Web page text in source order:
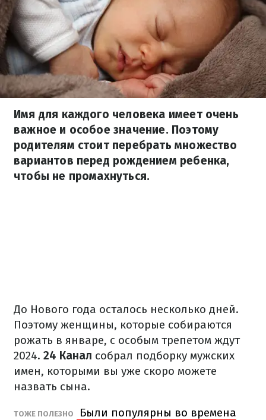
Имя для каждого человека имеет очень
важное и особое значение. Поэтому
родителям стоит перебрать множество
вариантов перед рождением ребенка,
чтобы не промахнуться.
До Нового года осталось несколько дней.
Поэтому женщины, которые собираются
рожать в январе, с особым трепетом ждут
2024. 24 Канал собрал подборку мужских
имен, которыми вы уже скоро можете
назвать сына.
ТОЖЕ ПОЛЕЗНО
Были популярны во времена